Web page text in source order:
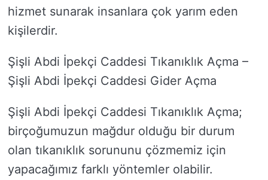
hizmet sunarak insanlara çok yarım eden
kişilerdir.
Şişli Abdi İpekçi Caddesi Tıkanıklık Açma –
Şişli Abdi İpekçi Caddesi Gider Açma
Şişli Abdi İpekçi Caddesi Tıkanıklık Açma;
birçoğumuzun mağdur olduğu bir durum
olan tıkanıklık sorununu çözmemiz için
yapacağımız farklı yöntemler olabilir.